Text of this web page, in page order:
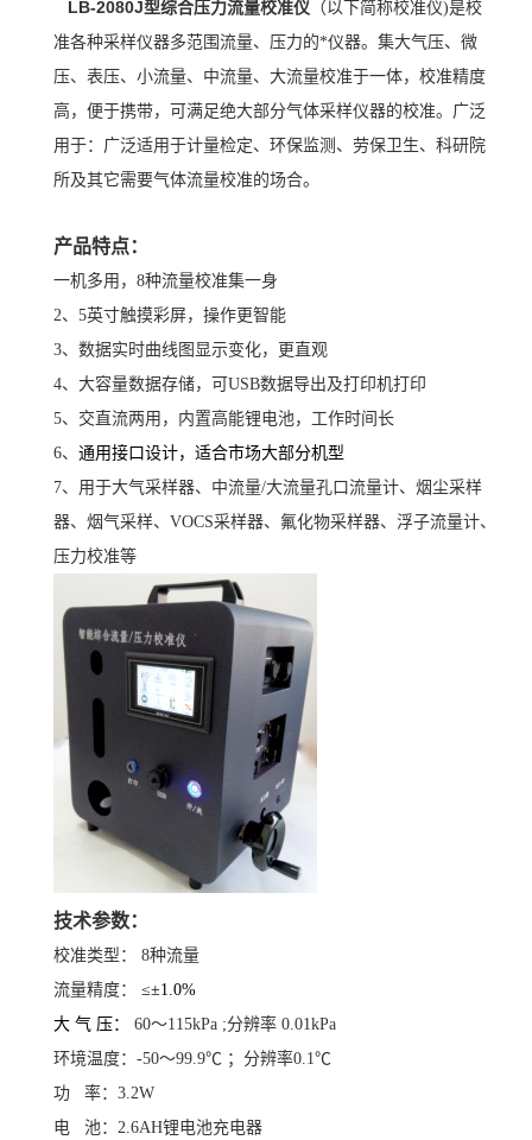
LB-2080J型综合压力流量校准仪 （以下简称校准仪)是校
准各种采样仪器多范围流量、压力的*仪器。集大气压、微
压、表压、小流量、中流量、大流量校准于一体，校准精度
高，便于携带，可满足绝大部分气体采样仪器的校准。广泛
用于：广泛适用于计量检定、环保监测、劳保卫生、科研院
所及其它需要气体流量校准的场合。
产品特点：
一机多用，8种流量校准集一身
2、5英寸触摸彩屏，操作更智能
3、数据实时曲线图显示变化，更直观
4、大容量数据存储，可USB数据导出及打印机打印
5、交直流两用，内置高能锂电池，工作时间长
6、 通用接口设计，适合市场大部分机型
7、用于大气采样器、中流量/大流量孔口流量计、烟尘采样
器、烟气采样、VOCS采样器、氟化物采样器、浮子流量计、
压力校准等
技术参数：
校准类型： 8种流量
流量精度：
≤±1.0%
大 气 压： 60～1 15kPa ;分辨率 0.01kPa
环境温度： -50～99.9℃ ；分辨率0.1℃
功 率：3.2W
电 池：2.6AH锂电池充电器